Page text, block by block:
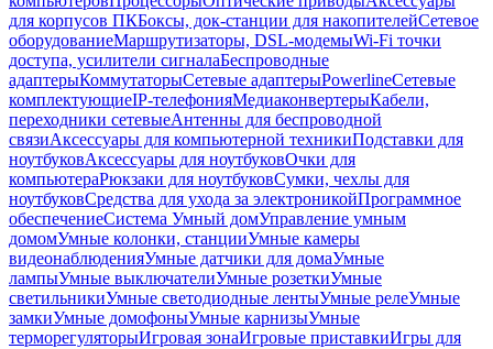
для корпусов ПКБоксы, док-станции для накопителейСетевое
оборудованиеМаршрутизаторы, DSL-модемыWi-Fi точки
доступа, усилители сигналаБеспроводные
адаптерыКоммутаторыСетевые адаптерыPowerlineСетевые
комплектующиеIP-телефонияМедиаконвертерыКабели,
переходники сетевыеАнтенны для беспроводной
связиАксессуары для компьютерной техникиПодставки для
ноутбуковАксессуары для ноутбуковОчки для
компьютераРюкзаки для ноутбуковСумки, чехлы для
ноутбуковСредства для ухода за электроникойПрограммное
обеспечениеСистема Умный домУправление умным
домомУмные колонки, станцииУмные камеры
видеонаблюденияУмные датчики для домаУмные
лампыУмные выключателиУмные розеткиУмные
светильникиУмные светодиодные лентыУмные релеУмные
замкиУмные домофоныУмные карнизыУмные
терморегуляторыИгровая зонаИгровые приставкиИгры для